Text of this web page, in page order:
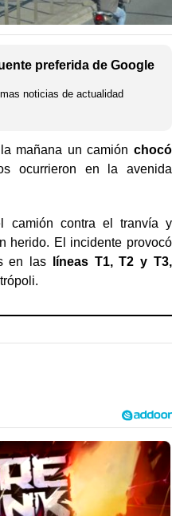
preferida de Google
noticias de actualidad
mañana un camión chocó
ocurrieron en la avenida
camión contra el tranvía y
herido. El incidente provocó
en las
líneas T1, T2 y T3,